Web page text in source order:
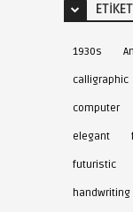
1930s
calligraphic
computer
elegant
futuristic
handwriting